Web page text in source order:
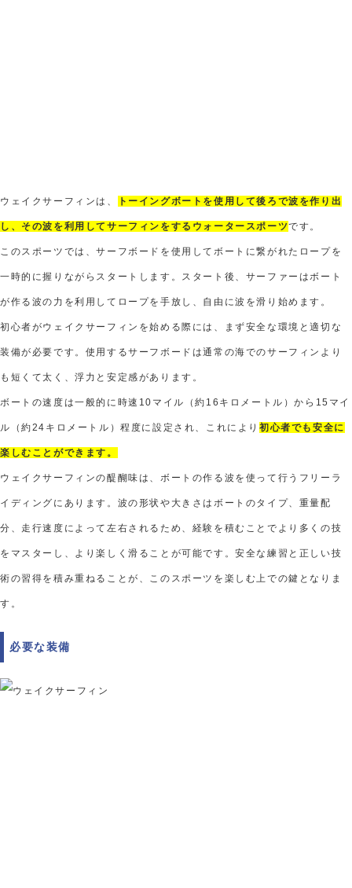
ウェイクサーフィンは、 トーイングボートを使用して後ろで波を作り出
し、その波を利用してサーフィンをするウォータースポーツです。
このスポーツでは、サーフボードを使用してボートに繋がれたロープを
一時的に握りながらスタートします。スタート後、サーファーはボート
が作る波の力を利用してロープを手放し、自由に波を滑り始めます。
初心者がウェイクサーフィンを始める際には、まず安全な環境と適切な
装備が必要です。使用するサーフボードは通常の海でのサーフィンより
も短くて太く、浮力と安定感があります。
ボートの速度は一般的に時速10マイル（約16キロメートル）から15マイ
ル（約24キロメートル）程度に設定され、これにより 初心者でも安全に
楽しむことができます。
ウェイクサーフィンの醍醐味は、ボートの作る波を使って行うフリーラ
イディングにあります。波の形状や大きさはボートのタイプ、重量配
分、走行速度によって左右されるため、経験を積むことでより多くの技
をマスターし、より楽しく滑ることが可能です。安全な練習と正しい技
術の習得を積み重ねることが、このスポーツを楽しむ上での鍵となりま
す。
必要な装備